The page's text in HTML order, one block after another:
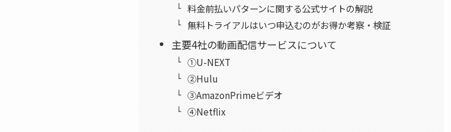
料金前払いパターンに関する公式サイトの解説
無料トライアルはいつ申込むのがお得か考察・検証
主要4社の動画配信サービスについて
①U-NEXT
②Hulu
③AmazonPrimeビデオ
④Netflix